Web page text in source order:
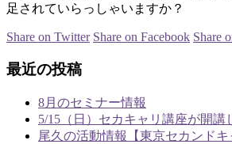
足されていらっしゃいますか？
Share on Twitter Share on Facebook Share
最近の投稿
8月のセミナー情報
5/15（日）セカキャリ講座が開講
尾久の活動情報【東京セカンドキ